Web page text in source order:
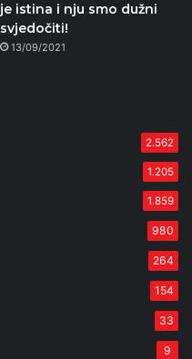
je istina i nju smo dužni
svjedočiti!
13/09/2021
2.562
1.205
1.859
980
264
154
33
9